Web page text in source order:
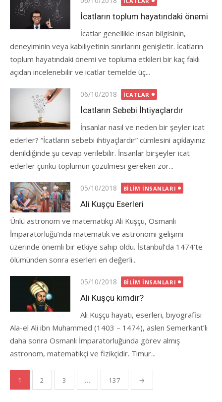
on
İcatların toplum hayatındaki önemi
İcatlar genellikle insan bilgisinin,
deneyiminin veya kabiliyetinin sınırlarını genişletir. İcatların
toplum hayatındaki önemi ve topluma etkileri bir kaç faklı
açıdan incelenebilir ve icatlar temelde üç...
Posted
on
06/10/2018 İCATLAR
İcatların Sebebi İhtiyaçlardır
İnsanlar nasıl ve neden bir şeyler icat
ederler? “İcatların sebebi ihtiyaçlardır” cümlesini açıklayınız
denildiğinde şu cevap verilebilir. İnsanlar birşeyler icat
ederler çünkü toplumun çözülmesi gereken zor...
Posted
on
05/10/2018 BILIM İNSANLARI
Ali Kuşçu Eserleri
Ünlü astronom ve matematikçi Ali Kuşçu, Osmanlı
İmparatorluğu’nda matematik ve astronomi gelişimi
üzerinde önemli bir etkiye sahip oldu. İstanbul’da 1474’te
ölümünden sonra eserleri en değerli...
Posted
on
05/10/2018 BILIM İNSANLARI
Ali Kuşçu kimdir?
Ali Kuşçu hayatı, eserleri, biyografisi
Ala-el Ali ibn Muhammed (1403 – 1474), aslen Semerkant’lı
daha sonra Osmanlı İmparatorluğunda görev almış
astronom, matematikçi ve fizikçidir. Timur...
Yazı
gezinmesi
1 2 3 … 137 →